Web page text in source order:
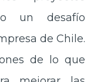
un desafío
de Chile.
de lo que